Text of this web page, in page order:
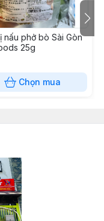
nấu phở bò Sài Gòn
25g
Chọn mua